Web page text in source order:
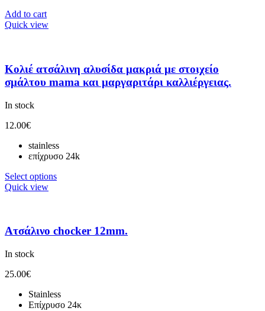
Add to cart
Quick view
Κολιέ ατσάλινη αλυσίδα μακριά με στοιχείο
σμάλτου mama και μαργαριτάρι καλλιέργειας.
In stock
12.00€
stainless
επίχρυσο 24k
Select options
Quick view
Ατσάλινο chocker 12mm.
In stock
25.00€
Stainless
Επίχρυσο 24κ